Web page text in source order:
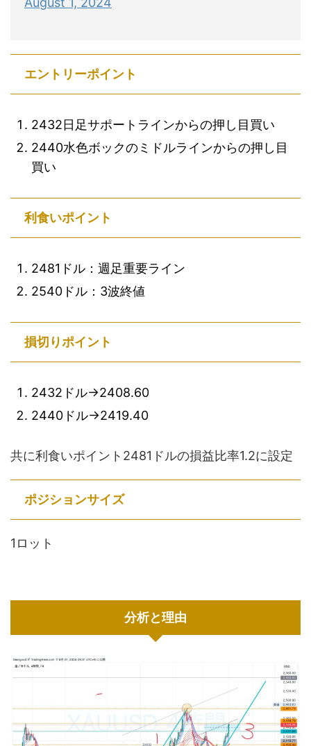
エントリーポイント
2432日足サポートラインからの押し目買い
2440水色ボックのミドルラインからの押し目
買い
利食いポイント
2481ドル：週足重要ライン
2540ドル：3波終値
損切りポイント
2432ドル→2408.60
2440ドル→2419.40
共に利食いポイント2481ドルの損益比率1.2に設定
ポジションサイズ
1ロット
分析と理由